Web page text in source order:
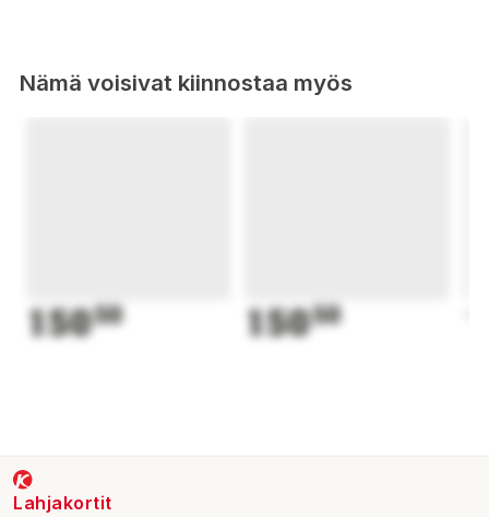
Nämä voisivat kiinnostaa myös
15050 15050
Lahjakortit